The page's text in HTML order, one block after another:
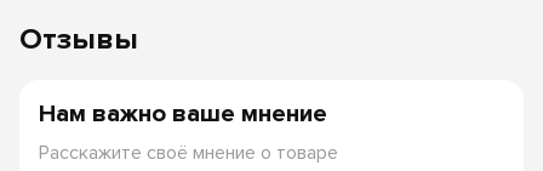
Отзывы
Нам важно ваше мнение
Расскажите своё мнение о товаре